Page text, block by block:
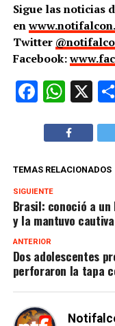
Sigue las noticias
en
Twitter
Facebook:
X
TEMAS RELACIONADOS
SIGUIENTE
Brasil: conoció a
y la mantuvo
ANTERIOR
Dos adolescentes
perforaron la tapa